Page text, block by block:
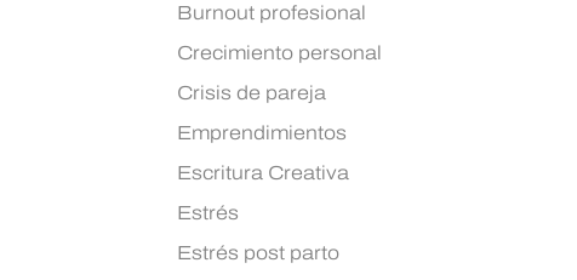
Burnout profesional
Crecimiento personal
Crisis de pareja
Emprendimientos
Escritura Creativa
Estrés
Estrés post parto